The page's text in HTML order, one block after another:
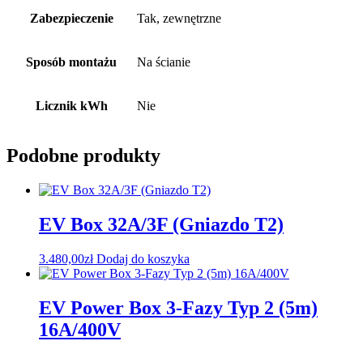
Zabezpieczenie Tak, zewnętrzne
Sposób montażu Na ścianie
Licznik kWh Nie
Podobne produkty
EV Box 32A/3F (Gniazdo T2)
3.480,00zł Dodaj do koszyka
EV Power Box 3-Fazy Typ 2 (5m)
16A/400V